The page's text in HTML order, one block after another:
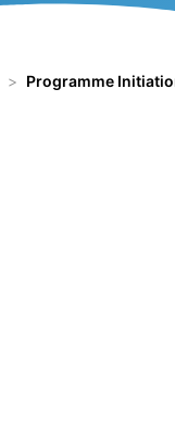
Programme